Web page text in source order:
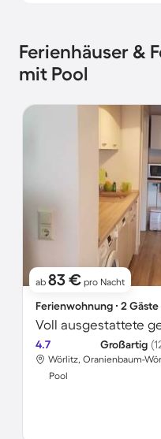
Ferienhäuser &
mit Pool
ab 83 € pro Nacht
Ferienwohnung ∙ 2 Gäste
4.7 Großartig
Wörlitz, Oranienbaum-
Pool